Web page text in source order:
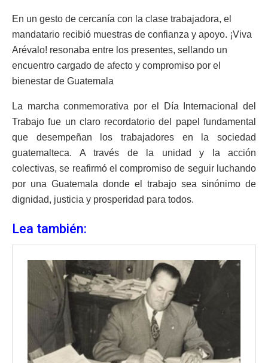
En un gesto de cercanía con la clase trabajadora, el
mandatario recibió muestras de confianza y apoyo. ¡Viva
Arévalo! resonaba entre los presentes, sellando un
encuentro cargado de afecto y compromiso por el
bienestar de Guatemala
La marcha conmemorativa por el Día Internacional del
Trabajo fue un claro recordatorio del papel fundamental
que desempeñan los trabajadores en la sociedad
guatemalteca. A través de la unidad y la acción
colectivas, se reafirmó el compromiso de seguir luchando
por una Guatemala donde el trabajo sea sinónimo de
dignidad, justicia y prosperidad para todos.
Lea también: